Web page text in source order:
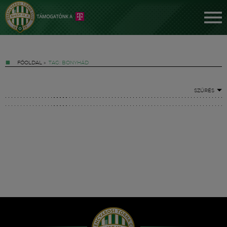
FŐOLDAL » TAG: BONYHÁD
SZŰRÉS
Hírek